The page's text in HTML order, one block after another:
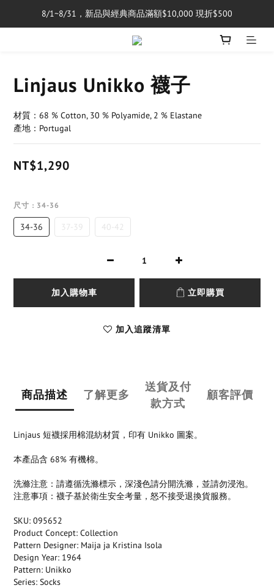
單筆消費滿$5,000享免運費
8/1~8/31，新品與經典商品滿額$10,000 現折$500
單筆消費滿$5,000享免運費
Linjaus Unikko 襪子
材質：68 % Cotton, 30 % Polyamide, 2 % Elastane
產地：Portugal
NT$1,290
尺寸 : 34-36
34-36 37-39 40-42
加入購物車 立即購買
加入追蹤清單
商品描述 了解更多
送貨及付
款方式
顧客評價
Linjaus 短襪採用棉混紡材質，印有 Unikko 圖案。
本產品含 68% 有機棉。
洗滌注意：請遵循洗滌標示，深淺色請分開洗滌，並請勿浸泡。
注意事項：襪子基於衛生安全考量，怒不接受退換貨服務。
SKU: 095652
Product Concept: Collection
Pattern Designer: Maija ja Kristina Isola
Design Year: 1964
Pattern: Unikko
Series: Socks